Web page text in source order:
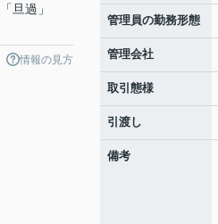
「 旦過 」
情報の見方
管理員の勤務形態
管理会社
取引態様
引渡し
備考